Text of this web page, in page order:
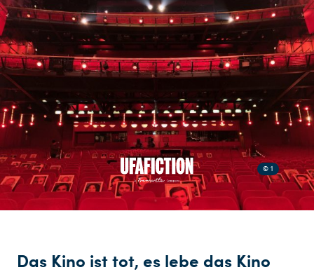
© 1
Das Kino ist tot, es lebe das Kino